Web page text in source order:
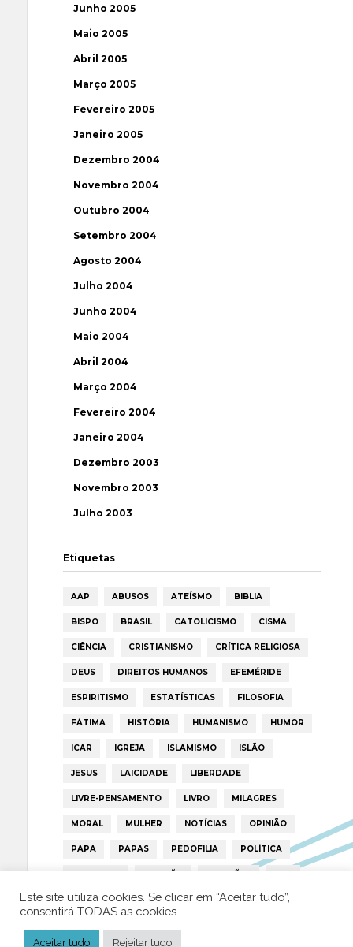
Junho 2005
Maio 2005
Abril 2005
Março 2005
Fevereiro 2005
Janeiro 2005
Dezembro 2004
Novembro 2004
Outubro 2004
Setembro 2004
Agosto 2004
Julho 2004
Junho 2004
Maio 2004
Abril 2004
Março 2004
Fevereiro 2004
Janeiro 2004
Dezembro 2003
Novembro 2003
Julho 2003
Etiquetas
AAP ABUSOS ATEÍSMO BIBLIA
BISPO BRASIL CATOLICISMO CISMA
CIÊNCIA CRISTIANISMO CRÍTICA RELIGIOSA
DEUS DIREITOS HUMANOS EFEMÉRIDE
ESPIRITISMO ESTATÍSTICAS FILOSOFIA
FÁTIMA HISTÓRIA HUMANISMO HUMOR
ICAR IGREJA ISLAMISMO ISLÃO
JESUS LAICIDADE LIBERDADE
LIVRE-PENSAMENTO LIVRO MILAGRES
MORAL MULHER NOTÍCIAS OPINIÃO
PAPA PAPAS PEDOFILIA POLÍTICA
PORTUGAL RELIGIÃO RELIGIÕES RTP
TRUMP VATICANO
Este site utiliza cookies. Se clicar em “Aceitar tudo”,
consentirá TODAS as cookies.
Aceitar tudo Rejeitar tudo